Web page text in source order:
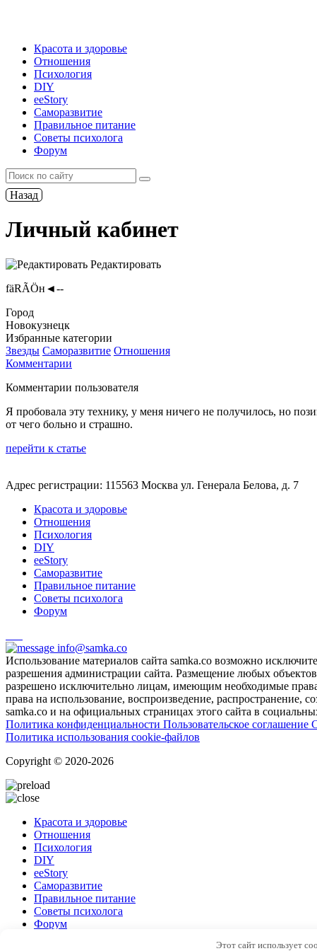
Красота и здоровье
Отношения
Психология
DIY
ееStory
Саморазвитие
Правильное питание
Советы психолога
Форум
Назад
Личный кабинет
Редактировать
fäRÃÖн◄--
Город
Новокузнецк
Избранные категории
Звезды Саморазвитие Отношения
Комментарии
Комментарии пользователя
Я пробовала эту технику, у меня ничего не получилось, но
от чего больно и страшно.
перейти к статье
Адрес регистрации: 115563 Москва ул. Генерала Белова, д. 7
Красота и здоровье
Отношения
Психология
DIY
ееStory
Саморазвитие
Правильное питание
Советы психолога
Форум
info@samka.co
Использование материалов сайта samka.co возможно
разрешения администрации сайта. Размещение любых
разрешено исключительно лицам, имеющим необходимые
права на использование, воспроизведение, распространение,
samka.co и на официальных страницах этого сайта в
Политика конфиденциальности Пользовательское соглашение
Политика использования cookie-файлов
Copyright © 2020-2026
Красота и здоровье
Отношения
Психология
DIY
ееStory
Саморазвитие
Правильное питание
Советы психолога
Форум
Этот сайт использует